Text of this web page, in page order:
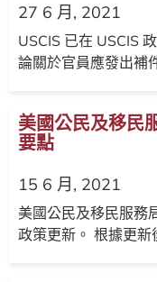
27 6 月, 2021
USCIS 已在 USCIS
論關於官員應發出補
美國公民及移民
要點
15 6 月, 2021
美國公民及移民服務
政策更新。 根據更新